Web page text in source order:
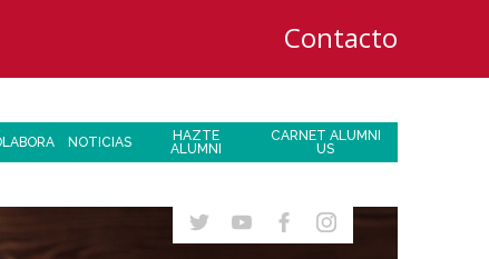
Contacto
NOTICIAS
HAZTE
ALUMNI
CARNET ALUMNI
US